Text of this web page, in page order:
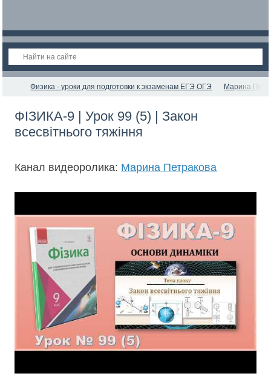
Физика - уроки для подготовки к экзаменам ЕГЭ ОГЭ Марина
ФІЗИКА-9 | Урок 99 (5) | Закон
всесвітнього тяжіння
Канал видеоролика: Марина Петракова